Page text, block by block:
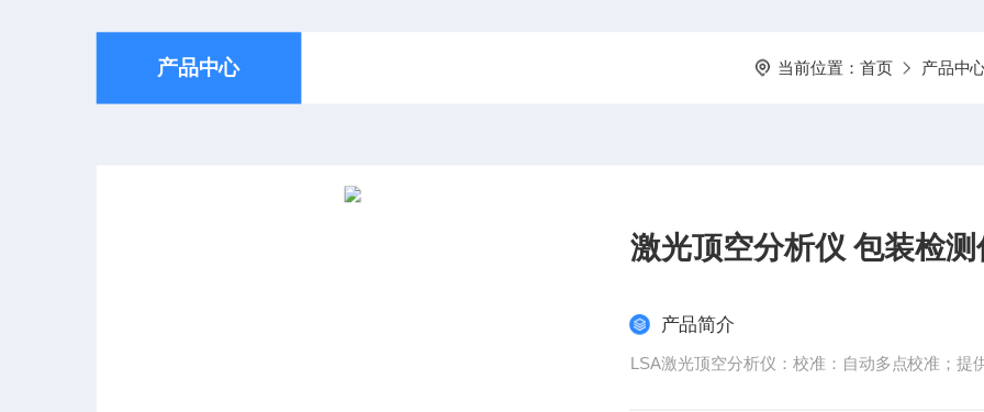
产品中心 当前位置： 首页 产品中
激光顶空分析仪 包装检测
产品简介